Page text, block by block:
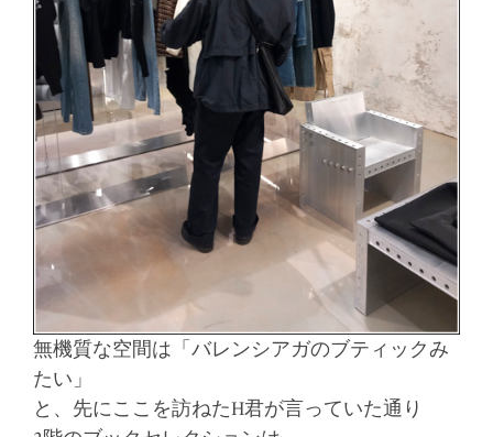
無機質な空間は「バレンシアガのブティックみ
たい」
と、先にここを訪ねたH君が言っていた通り